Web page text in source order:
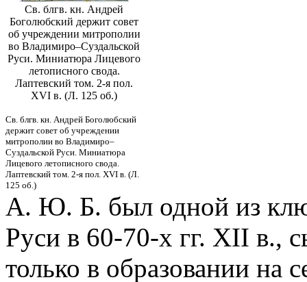
Св. блгв. кн. Андрей
Боголюбский держит совет
об учреждении митрополии
во Владимиро–Суздальской
Руси. Миниатюра Лицевого
летописного свода.
Лаптевский том. 2-я пол.
XVI в. (Л. 125 об.)
Св. блгв. кн. Андрей Боголюбский
держит совет об учреждении
митрополии во Владимиро–
Суздальской Руси. Миниатюра
Лицевого летописного свода.
Лаптевский том. 2-я пол. XVI в. (Л.
125 об.)
А. Ю. Б. был одной из
Руси в 60-70-х гг. XII в.,
только в образовании на